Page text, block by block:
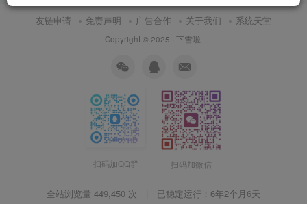
友链申请 免责声明 广告合作 关于我们 系统天堂
Copyright © 2025 · 下雪啦
扫码加QQ群 扫码加微信
全站浏览量 449,450 次 | 已稳定运行： 6年2个月6天